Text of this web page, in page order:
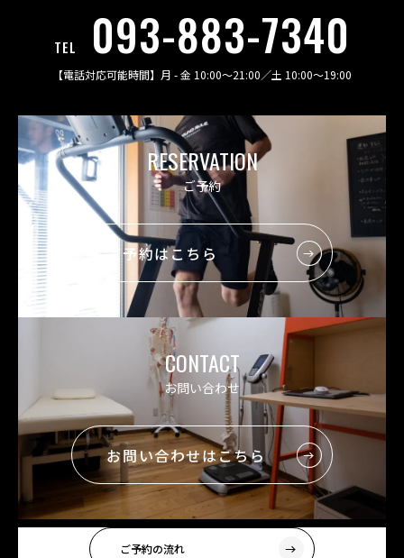
TEL 093-883-7340
【電話対応可能時間】 月 - 金 10:00〜21:00／土 10:00〜19:00
RESERVATION
ご予約
ご予約はこちら
CONTACT
お問い合わせ
お問い合わせはこちら
ご予約の流れ